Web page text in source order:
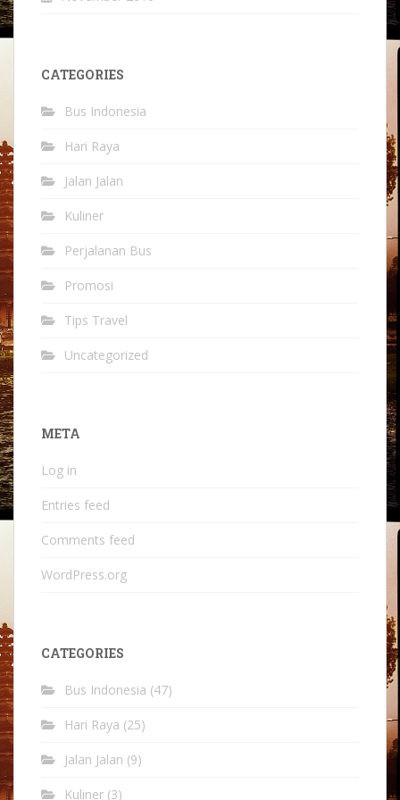
CATEGORIES
Bus Indonesia
Hari Raya
Jalan Jalan
Kuliner
Perjalanan Bus
Promosi
Tips Travel
Uncategorized
META
Log in
Entries feed
Comments feed
WordPress.org
CATEGORIES
Bus Indonesia (47)
Hari Raya (25)
Jalan Jalan (9)
Kuliner (3)